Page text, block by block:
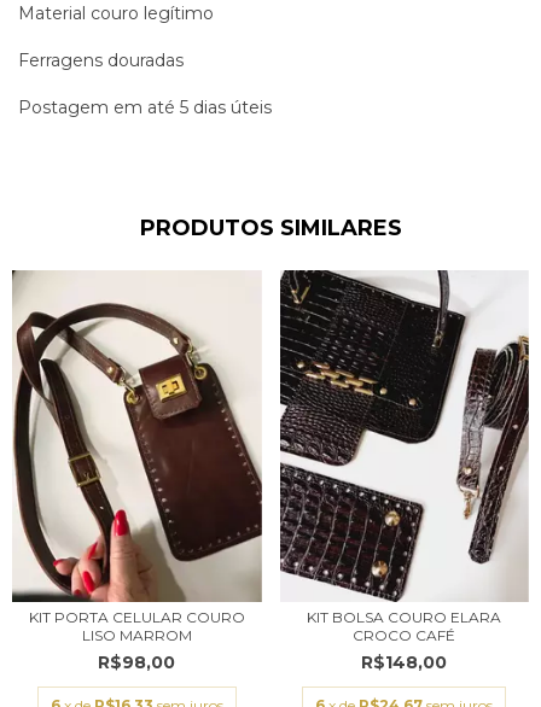
Material couro legítimo
Ferragens douradas
Postagem em até 5 dias úteis
PRODUTOS SIMILARES
KIT PORTA CELULAR COURO
LISO MARROM
R$98,00
KIT BOLSA COURO ELARA
CROCO CAFÉ
R$148,00